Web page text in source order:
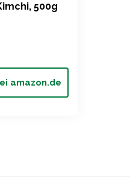
500g
amazon.de